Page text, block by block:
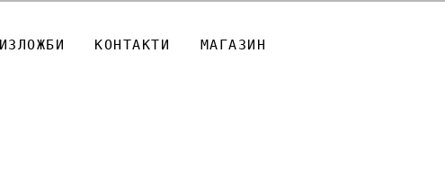
ИЗЛОЖБИ КОНТАКТИ МАГАЗИН